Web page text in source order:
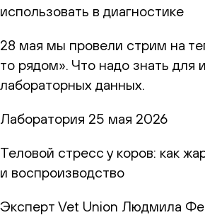
использовать в диагностике
28 мая мы провели стрим на
то рядом». Что надо знать для
лабораторных данных.
Лаборатория 25 мая 2026
Теловой стресс у коров: как
и воспроизводство
Эксперт Vet Union Людмила